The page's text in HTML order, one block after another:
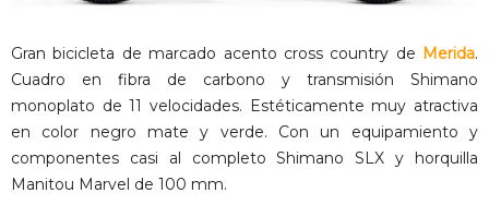
Gran bicicleta de marcado acento cross country de Merida.
Cuadro en fibra de carbono y transmisión Shimano
monoplato de 11 velocidades. Estéticamente muy atractiva
en color negro mate y verde. Con un equipamiento y
componentes casi al completo Shimano SLX y horquilla
Manitou Marvel de 100 mm.